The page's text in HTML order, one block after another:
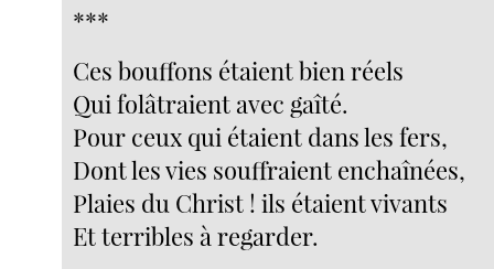
***
Ces bouffons étaient bien réels
Qui folâtraient avec gaîté.
Pour ceux qui étaient dans les fers,
Dont les vies souffraient enchaînées,
Plaies du Christ ! ils étaient vivants
Et terribles à regarder.